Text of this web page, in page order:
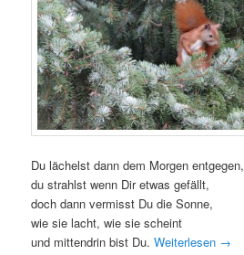
Du lächelst dann dem Morgen entgegen,
du strahlst wenn Dir etwas gefällt,
doch dann vermisst Du die Sonne,
wie sie lacht, wie sie scheint
und mittendrin bist Du.Weiterlesen →